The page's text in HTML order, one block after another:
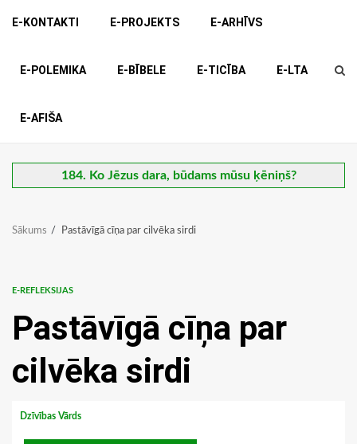
E-KONTAKTI E-PROJEKTS E-ARHĪVS
E-POLEMIKA E-BĪBELE E-TICĪBA E-LTA
E-AFIŠA
184. Ko Jēzus dara, būdams mūsu ķēniņš?
Sākums Pastāvīgā cīņa par cilvēka sirdi
E-REFLEKSIJAS
Pastāvīgā cīņa par
cilvēka sirdi
Dzīvības Vārds